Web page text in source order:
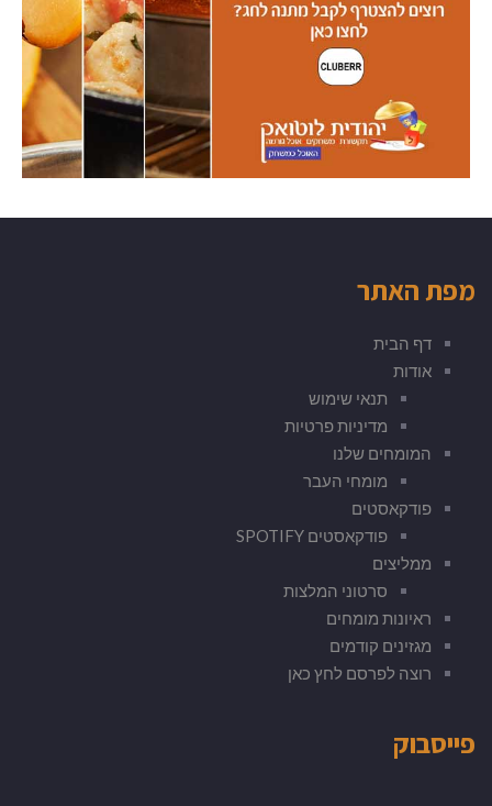
מפת האתר
דף הבית
אודות
תנאי שימוש
מדיניות פרטיות
המומחים שלנו
מומחי העבר
פודקאסטים
פודקאסטים SPOTIFY
ממליצים
סרטוני המלצות
ראיונות מומחים
מגזינים קודמים
רוצה לפרסם לחץ כאן
פייסבוק